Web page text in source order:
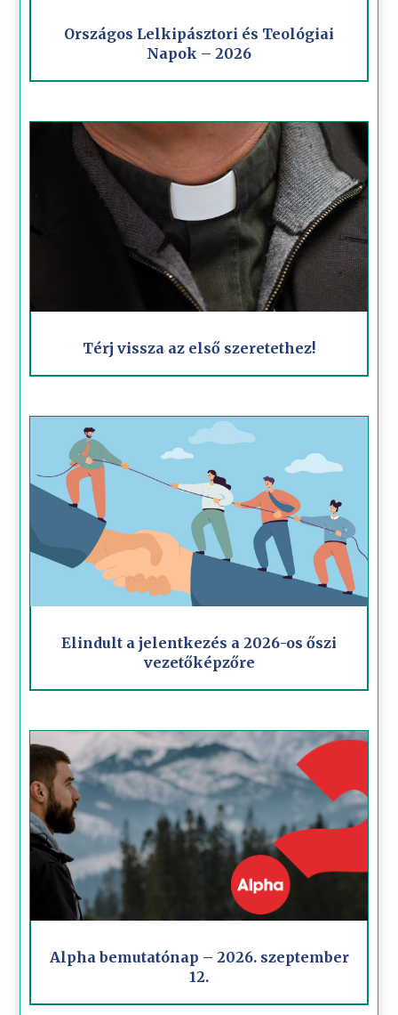
Országos Lelkipásztori és Teológiai
Napok – 2026
Térj vissza az első szeretethez!
Elindult a jelentkezés a 2026-os őszi
vezetőképzőre
Alpha bemutatónap – 2026. szeptember
12.